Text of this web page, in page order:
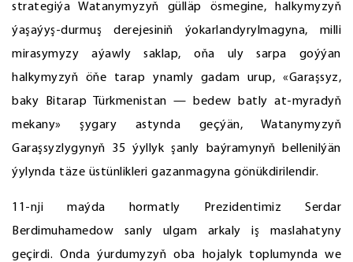
strategiýa Watanymyzyň gülläp ösmegine, halkymyzyň
ýaşaýyş-durmuş derejesiniň ýokarlandyrylmagyna, milli
mirasymyzy aýawly saklap, oňa uly sarpa goýýan
halkymyzyň öňe tarap ynamly gadam urup, «Garaşsyz,
baky Bitarap Türkmenistan — bedew batly at-myradyň
mekany» şygary astynda geçýän, Watanymyzyň
Garaşsyzlygynyň 35 ýyllyk şanly baýramynyň bellenilýän
ýylynda täze üstünlikleri gazanmagyna gönükdirilendir.
11-nji maýda hormatly Prezidentimiz Serdar
Berdimuhamedow sanly ulgam arkaly iş maslahatyny
geçirdi. Onda ýurdumyzyň oba hojalyk toplumynda we